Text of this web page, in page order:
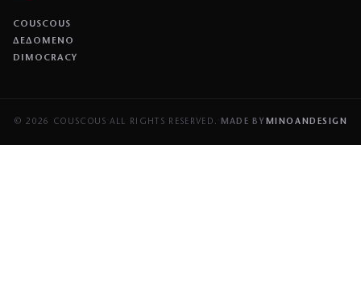
COUSCOUS
ΔΕΔΟΜΕΝΟ
DIMOCRACY
© 2026 COUSCOUS ALL RIGHTS RESERVED. MADE BY MINOANDESIGN